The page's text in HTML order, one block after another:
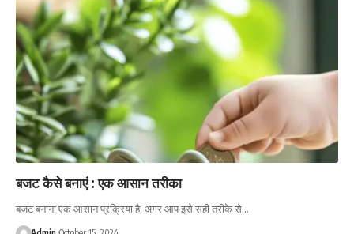
बजट कैसे बनाएं : एक आसान तरीका
बजट बनाना एक आसान प्रक्रिया है, अगर आप इसे सही तरीके से…